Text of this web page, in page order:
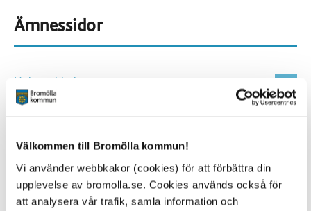
Välkommen till Bromölla kommun!
Vi använder webbkakor (cookies) för att förbättra din
upplevelse av bromolla.se. Cookies används också för
att analysera vår trafik, samla information och
Ämnessidor
431
Hela webbplatsen
431
Alla platser